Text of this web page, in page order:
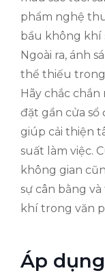
phẩm nghệ
bầu không khí
Ngoài ra, ánh
thể thiếu trong
Hãy chắc
đặt gần cửa sổ
giúp cải thiện
suất làm việc.
không gian
sự cân bằng
khí trong văn
Áp